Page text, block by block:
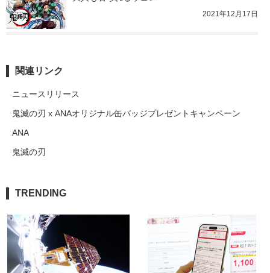
2021年12月17日
関連リンク
ニュースリリース
鬼滅の刃 x ANAオリジナル缶バッジプレゼントキャンペーン
ANA
鬼滅の刃
TRENDING